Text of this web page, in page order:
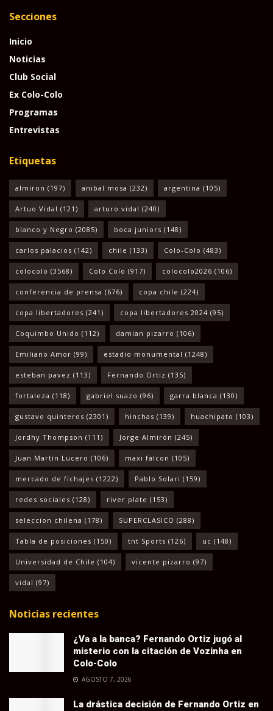
Secciones
Inicio
Noticias
Club Social
Ex Colo-Colo
Programas
Entrevistas
Etiquetas
almiron (197) anibal mosa (232) argentina (105)
Artuo Vidal (121) arturo vidal (240)
blanco y Negro (2085) boca juniors (148)
carlos palacios (142) chile (133) Colo-Colo (483)
colocolo (3568) Colo Colo (917) colocolo2026 (106)
conferencia de prensa (676) copa chile (224)
copa libertadores (241) copa libertadores 2024 (95)
Coquimbo Unido (112) damian pizarro (106)
Emiliano Amor (99) estadio monumental (1248)
esteban pavez (113) Fernando Ortiz (135)
fortaleza (118) gabriel suazo (96) garra blanca (130)
gustavo quinteros (2301) hinchas (139) huachipato (103)
Jordhy Thompson (111) Jorge Almirón (245)
Juan Martín Lucero (106) maxi falcon (105)
mercado de fichajes (1222) Pablo Solari (159)
redes sociales (128) river plate (153)
seleccion chilena (178) SUPERCLASICO (288)
Tabla de posiciones (150) tnt Sports (126) uc (148)
Universidad de Chile (104) vicente pizarro (97)
vidal (97)
Noticias recientes
¿Va a la banca? Fernando Ortiz jugó al
misterio con la citación de Vozinha en
Colo-Colo
AGOSTO 7, 2026
La drástica decisión de Fernando Ortiz en